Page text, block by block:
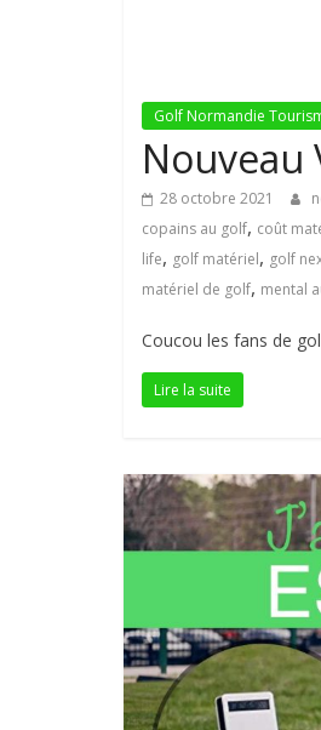
Golf Normandie
Nouveau
28 octobre 2021
copains au golf, coût
life, golf matériel, golf
matériel de golf, mental
Coucou les fans de
Lire la suite